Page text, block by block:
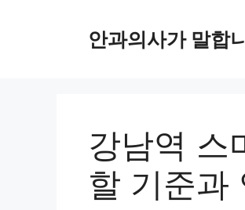
안과의사가 말합
강남역 스
할 기준과